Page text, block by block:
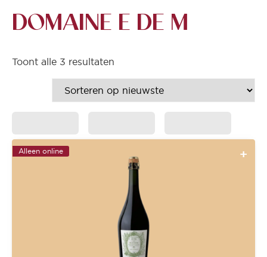
DOMAINE E DE M
Toont alle 3 resultaten
Alleen online